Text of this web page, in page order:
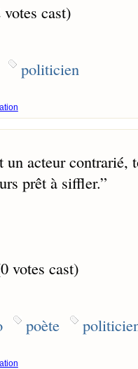
cast)
politicien
acteur contrarié,
prêt à siffler.”
votes cast)
poète